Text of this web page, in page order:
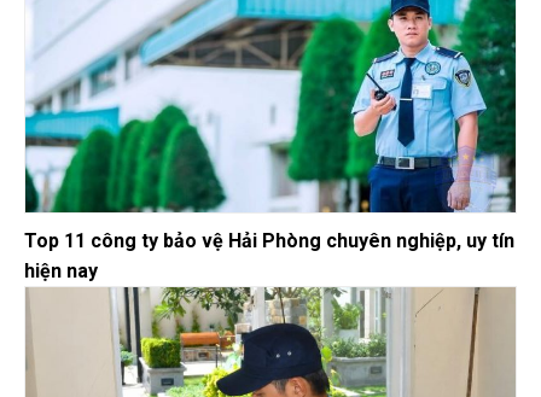
Top 11 công ty bảo vệ Hải Phòng chuyên nghiệp, uy tín
hiện nay